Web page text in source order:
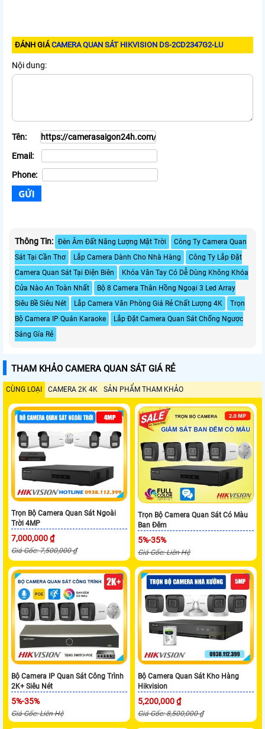
ĐÁNH GIÁCAMERA QUAN SÁT HIKVISION DS-2CD2347G2-LU
Nội dung:
Tên:
Email:
Phone:
Thông Tin: Đèn Âm Đất Năng Lượng Mặt Trời
Công Ty Camera Quan
Sát Tại Cần Thơ
Lắp Camera Dành Cho Nhà Hàng
Công Ty Lắp Đặt
Camera Quan Sát Tại Điện Biên
Khóa Vân Tay Có Dễ Dùng Không Khóa
Cửa Nào An Toàn Nhất
Bộ 8 Camera Thân Hồng Ngoại 3 Led Array
Siêu Bề Siêu Nét
Lắp Camera Văn Phòng Giá Rẻ Chất Lượng 4K
Trọn
Bộ Camera IP Quán Karaoke
Lắp Đặt Camera Quan Sát Chống Ngược
Sáng Gía Rẻ
THAM KHẢO CAMERA QUAN SÁT GIÁ RẺ
CÙNG LOẠI CAMERA 2K 4K SẢN PHẨM THAM KHẢO
Trọn Bộ Camera Quan Sát Ngoài
Trời 4MP
7,000,000 ₫
Giá Gốc: 7,500,000 ₫
Trọn Bộ Camera Quan Sát Có Màu
Ban Đêm
5%-35%
Giá Gốc: Liên Hệ
Bộ Camera IP Quan Sát Công Trình
2K+ Siêu Nét
5%-35%
Giá Gốc: Liên Hệ
Bộ Camera Quan Sát Kho Hàng
Hikvision
5,200,000 ₫
Giá Gốc: 8,500,000 ₫